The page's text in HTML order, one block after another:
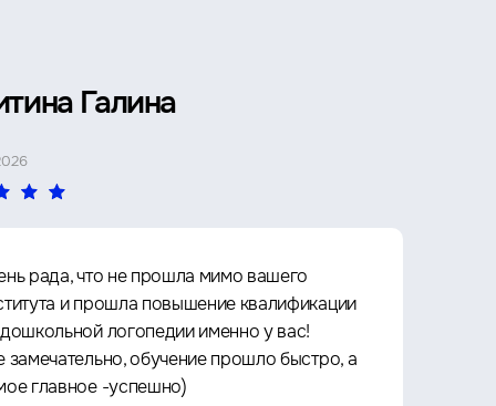
Галина
рада, что не прошла мимо вашего
и прошла повышение квалификации
логопедии именно у вас!
замечательно, обучение прошло быстро, а
главное -успешно)